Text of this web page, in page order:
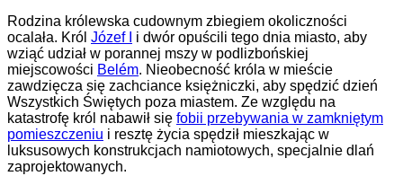
Rodzina królewska cudownym zbiegiem okoliczności
ocalała. Król Józef I
i dwór opuścili tego dnia miasto, aby
wziąć udział w porannej mszy w podlizbońskiej
miejscowości Belém. Nieobecność króla w mieście
zawdzięcza się zachciance księżniczki, aby spędzić dzień
Wszystkich Świętych poza miastem. Ze względu na
katastrofę król nabawił się fobii przebywania w zamkniętym
pomieszczeniu i resztę życia spędził mieszkając w
luksusowych konstrukcjach namiotowych, specjalnie dlań
zaprojektowanych.